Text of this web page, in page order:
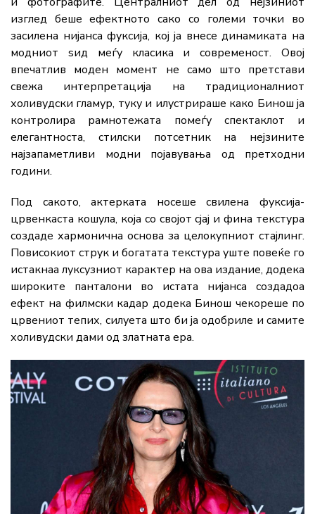
изглед беше ефектното сако со големи точки во
засилена нијанса фуксија, кој ја внесе динамиката на
модниот ѕид меѓу класика и современост. Овој
впечатлив моден момент не само што претстави
свежа интерпретација на традиционалниот
холивудски гламур, туку и илустрираше како Бинош ја
контролира рамнотежата помеѓу спектаклот и
елегантноста, стилски потсетник на нејзините
најзапаметливи модни појавувања од претходни
години.
Под сакото, актерката носеше свилена фуксија-
црвенкаста кошула, која со својот сјај и фина текстура
создаде хармонична основа за целокупниот стајлинг.
Повисокиот струк и богатата текстура уште повеќе го
истакнаа луксузниот карактер на ова издание, додека
широките панталони во истата нијанса создадоа
ефект на филмски кадар додека Бинош чекореше по
црвениот тепих, силуета што би ја одобриле и самите
холивудски дами од златната ера.